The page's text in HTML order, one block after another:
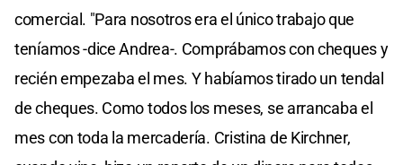
comercial. "Para nosotros era el único trabajo que
teníamos -dice Andrea-. Comprábamos con cheques y
recién empezaba el mes. Y habíamos tirado un tendal
de cheques. Como todos los meses, se arrancaba el
mes con toda la mercadería. Cristina de Kirchner,